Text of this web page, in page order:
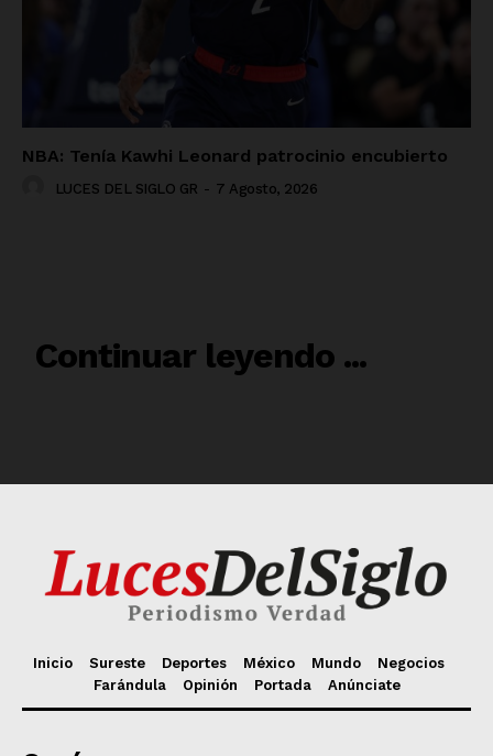
Inicio Sureste Deportes México Mundo
Negocios
Farándula
Opinión Portada Anúnciate